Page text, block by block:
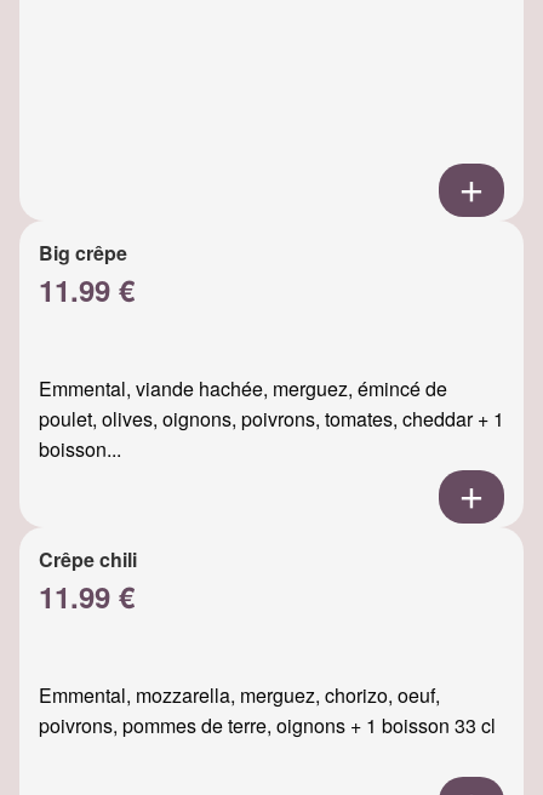
Big crêpe
11.99 €
Emmental, viande hachée, merguez, émincé de
poulet, olives, oignons, poivrons, tomates, cheddar + 1
boisson...
Crêpe chili
11.99 €
Emmental, mozzarella, merguez, chorizo, oeuf,
poivrons, pommes de terre, oignons + 1 boisson 33 cl